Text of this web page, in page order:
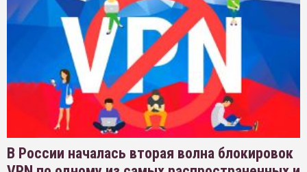
В России началась вторая волна блокировок